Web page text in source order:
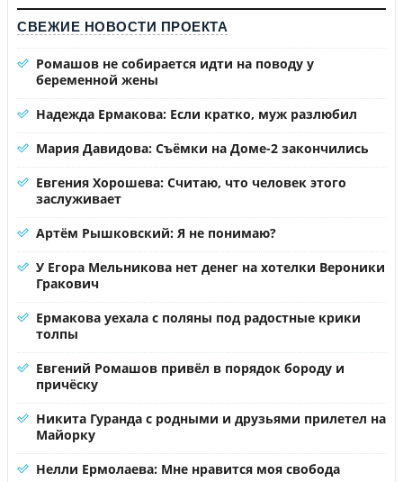
СВЕЖИЕ НОВОСТИ ПРОЕКТА
Ромашов не собирается идти на поводу у
беременной жены
Надежда Ермакова: Если кратко, муж разлюбил
Мария Давидова: Съёмки на Доме-2 закончились
Евгения Хорошева: Считаю, что человек этого
заслуживает
Артём Рышковский: Я не понимаю?
У Егора Мельникова нет денег на хотелки Вероники
Гракович
Ермакова уехала с поляны под радостные крики
толпы
Евгений Ромашов привёл в порядок бороду и
причёску
Никита Гуранда с родными и друзьями прилетел на
Майорку
Нелли Ермолаева: Мне нравится моя свобода